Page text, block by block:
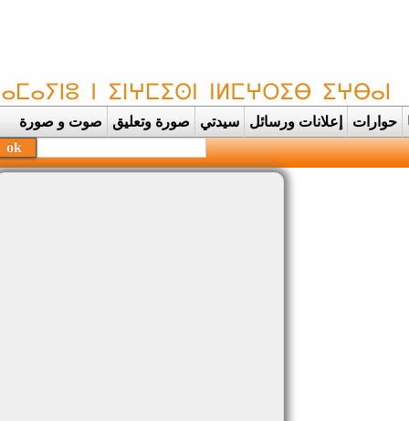
حوارات إعلانات ورسائل سيدتي صورة وتعليق صوت و صورة